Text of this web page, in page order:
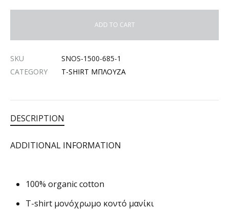
ADD TO CART
SKU
SNOS-1500-685-1
CATEGORY
T-SHIRT ΜΠΛΟΥΖΑ
DESCRIPTION
ADDITIONAL INFORMATION
100% organic cotton
T-shirt μονόχρωμο κοντό μανίκι